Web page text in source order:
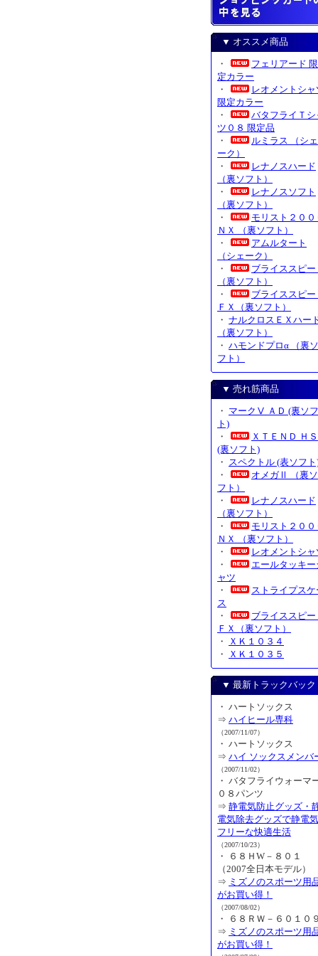
▼ オススメ商品
・
フェリアード 限
定カラー
・
レオメントシャ
限定カラー
・
バタフライＴシ
ツ０８ 限定品
・
ルミラス （シェ
ーク）
・
レナノスハード
（裏ソフト）
・
レナノスソフト
（裏ソフト）
・
モリスト２００
ＮＸ （裏ソフト）
・
アムルタート
（シェーク）
・
ブライススピー
（裏ソフト）
・
ブライススピー
ＦＸ（裏ソフト）
・ ナルクロスＥＸハー
（裏ソフト）
・ ハモンドプロα （裏ソ
フト）
▼ 売れ筋商品
・ マークⅤ ＡＤ (裏ソフ
ト)
・
ＸＴＥＮＤ ＨＳ
(裏ソフト)
・ スペクトル (表ソフト
・
オメガⅡ （裏ソ
フト）
・
レナノスハード
（裏ソフト）
・
モリスト２００
ＮＸ （裏ソフト）
・
レオメントシャ
・
エールタッキー
ャツ
・
ストライプスケ
ス
・
ブライススピー
ＦＸ（裏ソフト）
・
ＸＫ１０３４
・
ＸＫ１０３５
▼ 最新トラックバック
・ ハートソックス
⇒ ハイヒール専科
（2007/11/07）
・ ハートソックス
⇒ ハイ ソックスメンバ
（2007/11/02）
・ バタフライウォーマ
０８パンツ
⇒ 静電気防止グッズ・
電気除去グッズで静電気
フリーな快適生活
（2007/10/23）
・ ６８ＨW－８０１
（2007全日本モデル）
⇒ ミズノのスポーツ用
がお買い得！
（2007/08/02）
・ ６８ＲＷ－６０１０９
⇒ ミズノのスポーツ用
がお買い得！